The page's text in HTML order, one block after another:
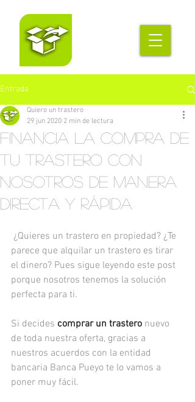
Entrada
Financia la compra de
tu trastero con
nosotros de manera
directa y rápida
Quiero un trastero
29 jun 2020 2 min de lectura
parece que alquilar un trastero es tirar
el dinero? Pues sigue leyendo este post
porque nosotros tenemos la solución
perfecta para ti.
Si decides comprar un trastero nuevo
de toda nuestra oferta, gracias a
nuestros acuerdos con la entidad
bancaria Banca Pueyo te lo vamos a
poner muy fácil.